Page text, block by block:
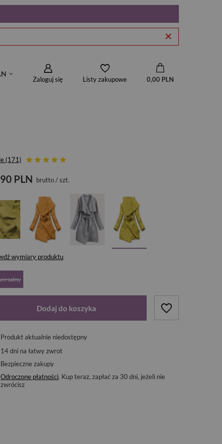
Zaloguj się Listy zakupowe 0,00 PLN
(171)
PLN brutto/szt.
wymiary produktu
Dodaj do koszyka
Produkt aktualnie niedostępny
14dni na łatwy zwrot
Bezpieczne zakupy
Odroczone płatności. Kup teraz, zapłać za 30 dni, jeżeli nie
zwrócisz